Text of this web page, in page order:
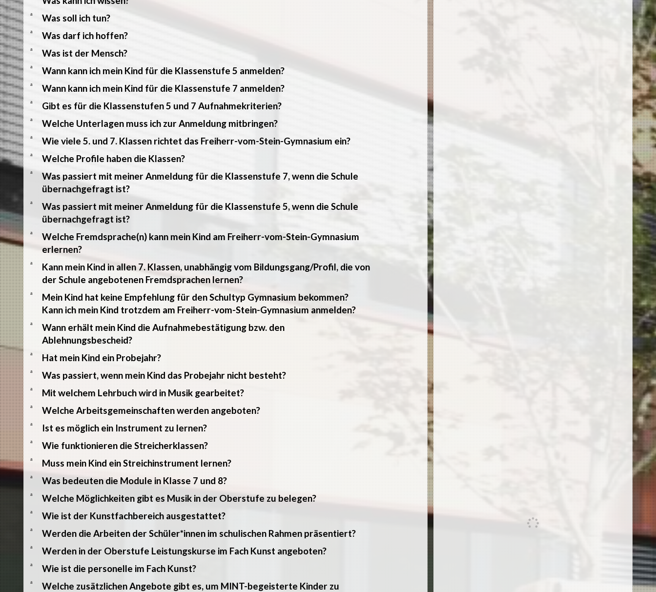
a Was soll ich tun?
a Was darf ich hoffen?
a Was ist der Mensch?
a Wann kann ich mein Kind für die Klassenstufe 5 anmelden?
a Wann kann ich mein Kind für die Klassenstufe 7 anmelden?
a Gibt es für die Klassenstufen 5 und 7 Aufnahmekriterien?
a Welche Unterlagen muss ich zur Anmeldung mitbringen?
a Wie viele 5. und 7. Klassen richtet das Freiherr-vom-Stein-Gymnasium ein?
a Welche Profile haben die Klassen?
a
Was passiert mit meiner Anmeldung für die Klassenstufe 7, wenn die Schule
übernachgefragt ist?
a
Was passiert mit meiner Anmeldung für die Klassenstufe 5, wenn die Schule
übernachgefragt ist?
a
Welche Fremdsprache(n) kann mein Kind am Freiherr-vom-Stein-Gymnasium
erlernen?
a
Kann mein Kind in allen 7. Klassen, unabhängig vom Bildungsgang/Profil, die von
der Schule angebotenen Fremdsprachen lernen?
a
Mein Kind hat keine Empfehlung für den Schultyp Gymnasium bekommen?
Kann ich mein Kind trotzdem am Freiherr-vom-Stein-Gymnasium anmelden?
a
Wann erhält mein Kind die Aufnahmebestätigung bzw. den
Ablehnungsbescheid?
a Hat mein Kind ein Probejahr?
a Was passiert, wenn mein Kind das Probejahr nicht besteht?
a Mit welchem Lehrbuch wird in Musik gearbeitet?
a Welche Arbeitsgemeinschaften werden angeboten?
a Ist es möglich ein Instrument zu lernen?
a Wie funktionieren die Streicherklassen?
a Muss mein Kind ein Streichinstrument lernen?
a Was bedeuten die Module in Klasse 7 und 8?
a Welche Möglichkeiten gibt es Musik in der Oberstufe zu belegen?
a Wie ist der Kunstfachbereich ausgestattet?
a Werden die Arbeiten der Schüler*innen im schulischen Rahmen präsentiert?
a Werden in der Oberstufe Leistungskurse im Fach Kunst angeboten?
a Wie ist die personelle im Fach Kunst?
a
Welche zusätzlichen Angebote gibt es, um MINT-begeisterte Kinder zu